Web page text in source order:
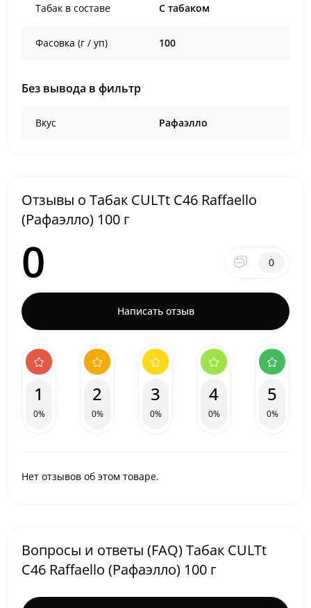
Табак в составе C табаком
Фасовка (г / уп) 100
Без вывода в фильтр
Вкус Рафаэлло
Отзывы о Табак CULTt C46 Raffaello
(Рафаэлло) 100 г
0 0
Написать отзыв
1
0%
2
0%
3
0%
4
0%
5
0%
Нет отзывов об этом товаре.
Вопросы и ответы (FAQ) Табак CULTt
C46 Raffaello (Рафаэлло) 100 г